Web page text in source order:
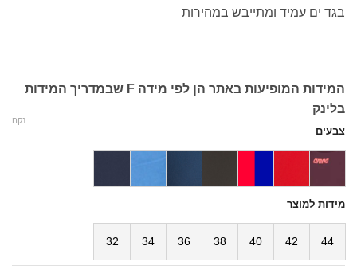
בגד ים עמיד ומתייבש במהירות
המידות המופיעות באתר הן לפי מידה F שבמדריך המידות
בלינק
צבעים
מידות למוצר
44
42
40
38
36
34
32
נקה